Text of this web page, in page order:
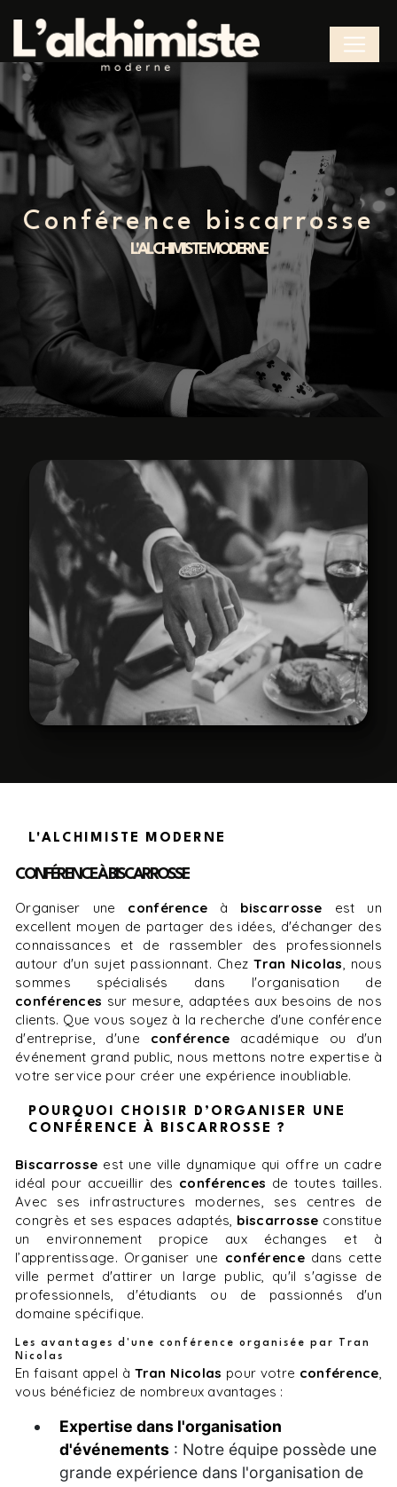
conférence biscarrosse
L'ALCHIMISTE MODERNE
L'ALCHIMISTE MODERNE
CONFÉRENCE À BISCARROSSE
Organiser une conférence à biscarrosse est un
excellent moyen de partager des idées, d'échanger des
connaissances et de rassembler des professionnels
autour d'un sujet passionnant. ChezTran Nicolas, nous
sommes spécialisés dans l'organisation de
conférences sur mesure, adaptées aux besoins de nos
clients. Que vous soyez à la recherche d'une conférence
d'entreprise, d'une conférence académique ou d'un
événement grand public, nous mettons notre expertise à
votre service pour créer une expérience inoubliable.
POURQUOI CHOISIR D’ORGANISER UNE
CONFÉRENCE À BISCARROSSE ?
biscarrosse est une ville dynamique qui offre un cadre
idéal pour accueillir des conférences de toutes tailles.
Avec ses infrastructures modernes, ses centres de
congrès et ses espaces adaptés, biscarrosse constitue
un environnement propice aux échanges et à
l’apprentissage. Organiser une conférencedans cette
ville permet d'attirer un large public, qu'il s'agisse de
professionnels, d'étudiants ou de passionnés d'un
domaine spécifique.
Les avantages d'une conférence organisée par Tran
Nicolas
En faisant appel à Tran Nicolas pour votre conférence,
vous bénéficiez de nombreux avantages :
Expertise dans l'organisation
d'événements : Notre équipe possède une
grande expérience dans l'organisation de